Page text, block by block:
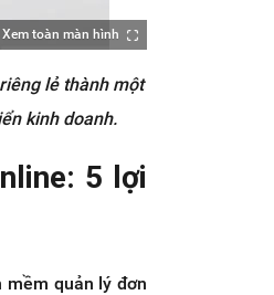
Xem toàn màn hình
lẻ thành một
kinh doanh.
5 lợi
quản lý đơn